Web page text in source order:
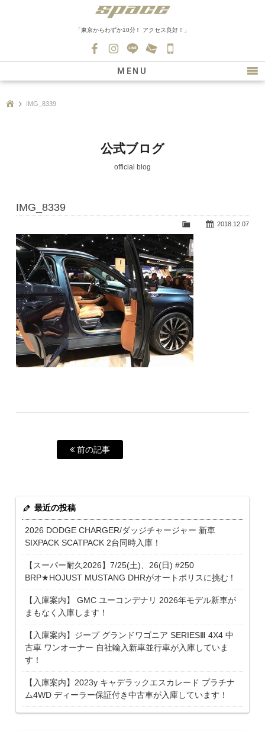
「東京からわずか10分！ アクセス良好！」
0139
MENU
新車情報
在庫車情報
会社紹介
スタッフ募集
IMG_8339
公式ブログ
official blog
IMG_8339
2018.12.07
前の記事
最近の投稿
2026 DODGE CHARGER/ダッジチャージャー 新車
SIXPACK SCATPACK 2台同時入庫！
【スーパー耐久2026】7/25(土)、26(日) #250
BRP★HOJUST MUSTANG DHRがオートポリスに挑む！
【入庫案内】 GMC ユーコンデナリ 2026年モデル新車が
まもなく入庫します！
【入庫案内】ジープ グランドワゴニア SERIESⅢ 4X4 中
古車 ワンオーナー 自社輸入新車並行車が入庫していま
す！
【入庫案内】2023y キャデラックエスカレード プラチナ
ム4WD ディーラー保証付き中古車が入庫しています！